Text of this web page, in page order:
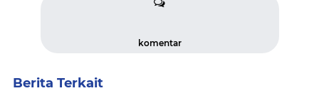
komentar
Berita Terkait